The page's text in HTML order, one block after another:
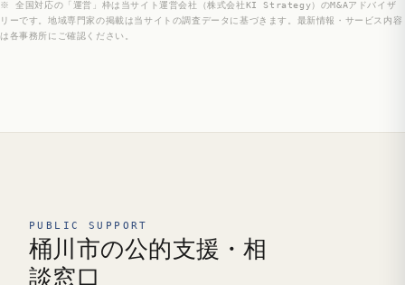
※ 全国対応の「運営」枠は当サイト運営会社（株式会社KI Strategy）のM&Aアドバイザ
リーです。地域専門家の掲載は当サイトの調査データに基づきます。最新情報・サービス内容
は各事務所にご確認ください。
PUBLIC SUPPORT
桶川市の公的支援・相
談窓口